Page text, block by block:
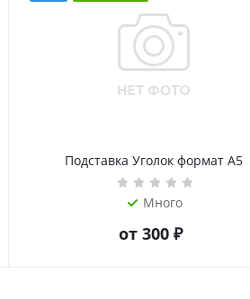
Подставка Уголок формат А5
Много
от 300 ₽